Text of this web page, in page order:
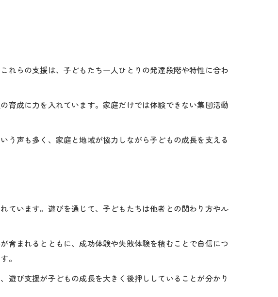
れらの支援は、子どもたち一人ひとりの発達段階や特性に合わ
育成に力を入れています。家庭だけでは体験できない集団活動
う声も多く、家庭と地域が協力しながら子どもの成長を支える
ています。遊びを通じて、子どもたちは他者との関わり方やル
育まれるとともに、成功体験や失敗体験を積むことで自信につ
。
遊び支援が子どもの成長を大きく後押ししていることが分かり